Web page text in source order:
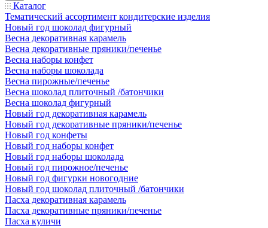
Каталог
Тематический ассортимент кондитерские изделия
Новый год шоколад фигурный
Весна декоративная карамель
Весна декоративные пряники/печенье
Весна наборы конфет
Весна наборы шоколада
Весна пирожные/печенье
Весна шоколад плиточный /батончики
Весна шоколад фигурный
Новый год декоративная карамель
Новый год декоративные пряники/печенье
Новый год конфеты
Новый год наборы конфет
Новый год наборы шоколада
Новый год пирожное/печенье
Новый год фигурки новогодние
Новый год шоколад плиточный /батончики
Пасха декоративная карамель
Пасха декоративные пряники/печенье
Пасха куличи